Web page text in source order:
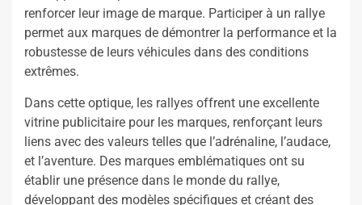
renforcer leur image de marque. Participer à un rallye
permet aux marques de démontrer la performance et la
robustesse de leurs véhicules dans des conditions
extrêmes.
Dans cette optique, les rallyes offrent une excellente
vitrine publicitaire pour les marques, renforçant leurs
liens avec des valeurs telles que l’adrénaline, l’audace,
et l’aventure. Des marques emblématiques ont su
établir une présence dans le monde du rallye,
développant des modèles spécifiques et créant des